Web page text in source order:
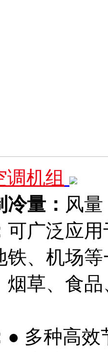
机组
量： 风量
可广泛应
铁、机场
烟草、食
● 多种高效